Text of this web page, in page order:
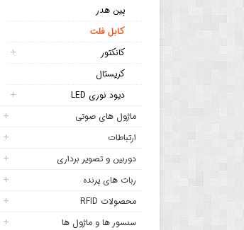
پین هدر
کابل فلت
کانکتور
کریستال
دیود نوری LED
ماژول های صوتی
ارتباطات
دوربین و تصویر برداری
ربات های پرنده
محصولات RFID
سنسور ها و ماژول ها